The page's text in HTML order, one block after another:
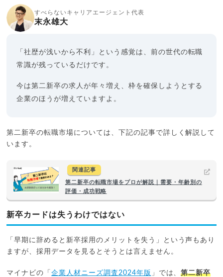
すべらないキャリアエージェント代表
末永雄大
「社歴が浅いから不利」という感覚は、前の世代の転職
常識が残っているだけです。
今は第二新卒の求人が年々増え、枠を確保しようとする
企業のほうが増えていますよ。
第二新卒の転職市場については、下記の記事で詳しく解説して
います。
関連記事
第二新卒の転職市場をプロが解説｜需要・年齢別の
評価・成功戦略
新卒カードは失うわけではない
「早期に辞めると新卒採用のメリットを失う」という声もあり
ますが、採用データを見るとそうとは言えません。
マイナビの「企業人材ニーズ調査2024年版 」では、第二新卒